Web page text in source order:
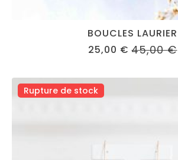
BOUCLES LAURIER
45,00€
ORIGINAL
WAS:
25,00 € CURRENT
IS:
Rupture de stock